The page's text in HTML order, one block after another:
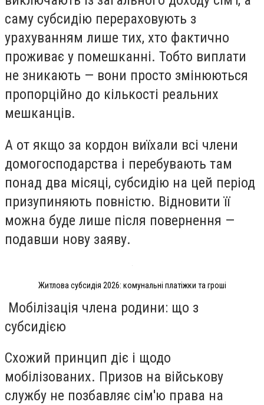
саму субсидію перераховують з
урахуванням лише тих, хто фактично
проживає у помешканні. Тобто виплати
не зникають — вони просто змінюються
пропорційно до кількості реальних
мешканців.
А от якщо за кордон виїхали всі члени
домогосподарства і перебувають там
понад два місяці, субсидію на цей період
призупиняють повністю. Відновити її
можна буде лише після повернення —
подавши нову заяву.
Житлова субсидія 2026: комунальні платіжки та гроші
Мобілізація члена родини: що з
субсидією
Схожий принцип діє і щодо
мобілізованих. Призов на військову
службу не позбавляє сім'ю права на